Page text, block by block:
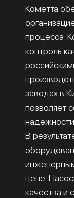
Кометта
процесса.
контроль
заводах в
позволяет
В
цене.
качества и